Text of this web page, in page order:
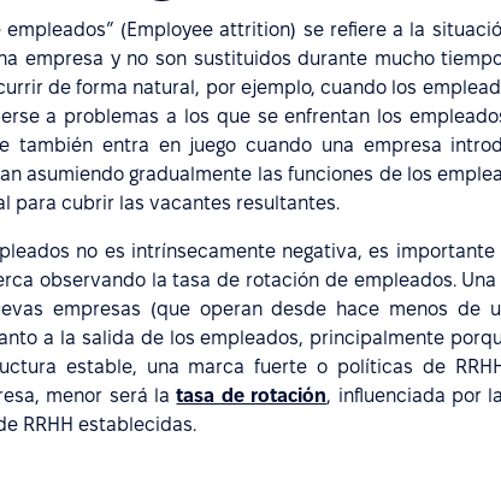
empleados” (Employee attrition) se refiere a la
empresa y no son sustituidos durante mucho
de forma natural, por ejemplo, cuando los
a problemas a los que se enfrentan los
también entra en juego cuando una empresa
asumiendo gradualmente las funciones de los
para cubrir las vacantes resultantes.
no es intrínsecamente negativa, es
observando la tasa de rotación de empleados. Una
empresas (que operan desde hace menos de
a la salida de los empleados, principalmente
estable, una marca fuerte o políticas de
menor será latasa de rotación, influenciada por
RRHH establecidas.